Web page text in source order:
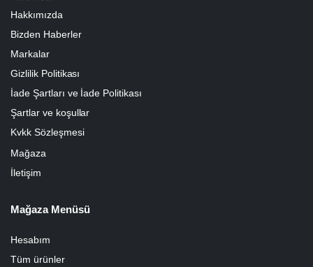
Hakkımızda
Bizden Haberler
Markalar
Gizlilik Politikası
İade Şartları ve İade Politikası
Şartlar ve koşullar
Kvkk Sözleşmesi
Mağaza
İletişim
Mağaza Menüsü
Hesabım
Tüm ürünler